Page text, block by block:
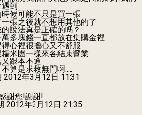
到
候可能不只是買一張
張之後就不想用其他的了
說法真是正確的嗎？
多塊錢一直都放在集購金裡
心裡很擔心又不舒服
米團一樣來各結束營業
跟本不通
算是求救無門啊.....
2012年3月12日 11:31
謝您!謝謝!
2012年3月12日 21:35